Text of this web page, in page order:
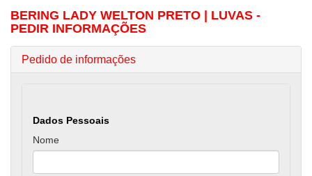
BERING LADY WELTON PRETO | LUVAS -
PEDIR INFORMAÇÕES
Pedido de informações
Dados Pessoais
Nome